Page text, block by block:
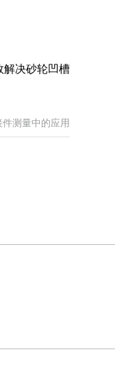
解决砂轮凹槽
测量中的应用